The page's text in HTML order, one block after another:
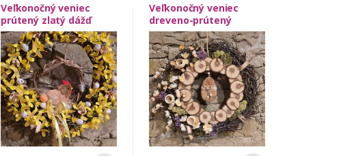
Veľkonočný veniec
prútený zlatý dážď
Veľkonočný veniec
dreveno-prútený